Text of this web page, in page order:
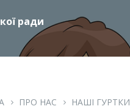
ради
ПРО НАС НАШІ ГУРТКИ